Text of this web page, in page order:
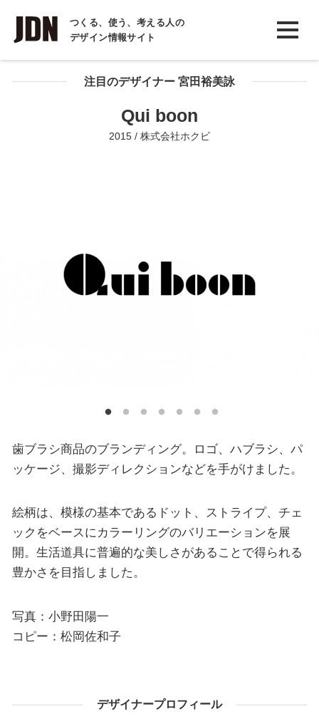
つくる、使う、考える人の
デザイン情報サイト
INTERVIEW
インタビュー
REPORT
COLUMN
注目のデザイナー 宮田裕美詠
Qui boon
2015 / 株式会社ホクビ
歯ブラシ商品のブランディング。ロゴ、ハブラシ、パ
ッケージ、撮影ディレクションなどを手がけました。
絵柄は、模様の基本であるドット、ストライプ、チェ
ックをベースにカラーリングのバリエーションを展
開。生活道具に普遍的な美しさがあることで得られる
豊かさを目指しました。
写真：小野田陽一
コピー：松岡佐和子
デザイナープロフィール